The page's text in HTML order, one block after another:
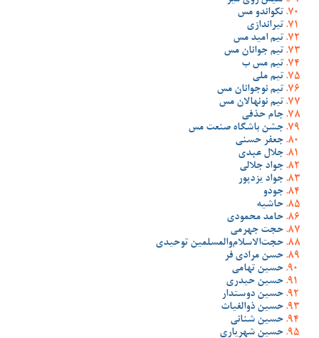
تکواندو مس
تیراندازی
تیم امید مس
تیم جوانان مس
تیم مس ب
تیم ملی
تیم نوجوانان مس
تیم نونهالان مس
جام حذفی
جشن باشگاه صنعت مس
جعفر حسنی
جلال عبدی
جواد جلالی
جواد یزدپور
جودو
حاشیه
حامد محمودی
حجت جهرمی
حجت‌الاسلام‌والمسلمین توحیدی
حسن مرادی فر
حسین تهامی
حسین حیدری
حسین دوستدار
حسین ذوالغیاث
حسین شنانی
حسین شهریاری